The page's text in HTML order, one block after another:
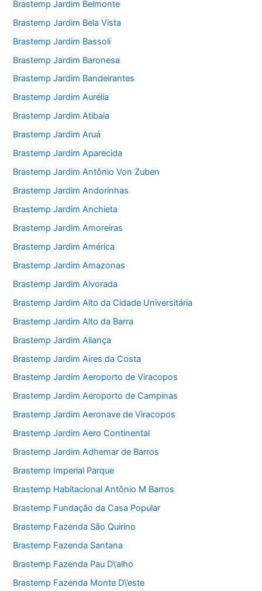
Brastemp Jardim Belmonte
Brastemp Jardim Bela Vista
Brastemp Jardim Bassoli
Brastemp Jardim Baronesa
Brastemp Jardim Bandeirantes
Brastemp Jardim Aurélia
Brastemp Jardim Atibaia
Brastemp Jardim Aruá
Brastemp Jardim Aparecida
Brastemp Jardim Antônio Von Zuben
Brastemp Jardim Andorinhas
Brastemp Jardim Anchieta
Brastemp Jardim Amoreiras
Brastemp Jardim América
Brastemp Jardim Amazonas
Brastemp Jardim Alvorada
Brastemp Jardim Alto da Cidade Universitária
Brastemp Jardim Alto da Barra
Brastemp Jardim Aliança
Brastemp Jardim Aires da Costa
Brastemp Jardim Aeroporto de Viracopos
Brastemp Jardim Aeroporto de Campinas
Brastemp Jardim Aeronave de Viracopos
Brastemp Jardim Aero Continental
Brastemp Jardim Adhemar de Barros
Brastemp Imperial Parque
Brastemp Habitacional Antônio M Barros
Brastemp Fundação da Casa Popular
Brastemp Fazenda São Quirino
Brastemp Fazenda Santana
Brastemp Fazenda Pau D\’alho
Brastemp Fazenda Monte D\’este